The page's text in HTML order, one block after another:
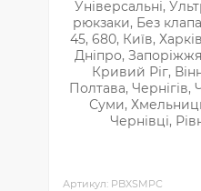
Артикул: PBXSMPC